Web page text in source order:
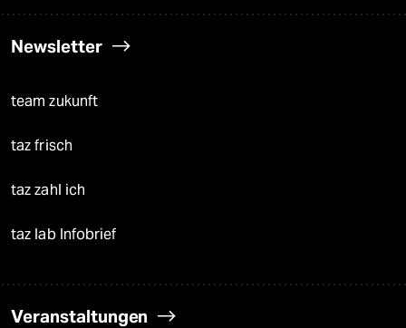
Newsletter
team zukunft
taz frisch
taz zahl ich
taz lab Infobrief
Veranstaltungen